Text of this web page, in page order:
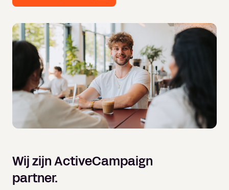
Automation
Sectoren
Recruitment
Bekijk alle sectoren
Ons team
Werken bij
Onze cultuur
Vacatures
Wij zijn ActiveCampaign
partner.